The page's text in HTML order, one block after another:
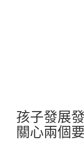
孩子發展
關心兩個